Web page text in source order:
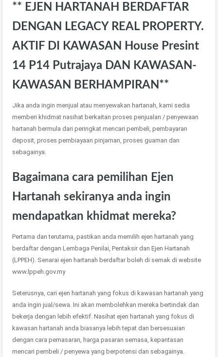
** EJEN HARTANAH BERDAFTAR
DENGAN LEGACY REAL PROPERTY.
AKTIF DI KAWASAN House Presint
14 P14 Putrajaya DAN KAWASAN-
KAWASAN BERHAMPIRAN**
Jika anda ingin menjual atau menyewakan hartanah, kami sedia
memberi khidmat nasihat berkaitan proses penjualan / penyewaan
hartanah bermula dari peringkat mencari pembeli, pembayaran
deposit, proses pembiayaan pinjaman, proses guaman dan
sebagainya.
Bagaimana cara pemilihan Ejen
Hartanah sekiranya anda ingin
mendapatkan khidmat mereka?
Pertama dan terutama, pastikan anda memilih ejen hartanah yang
berdaftar dengan Lembaga Penilai, Pentaksir dan Ejen Hartanah
(LPPEH). Senarai ejen hartanah berdaftar boleh di semak di website
www.lppeh.gov.my
Seterusnya, cari ejen hartanah yang fokus di kawasan hartanah yang
anda ingin jual/sewa. Ini akan membolehkan mereka bertindak dan
bekerja dengan lebih efektif. Nasihat ejen hartanah yang fokus di
kawasan hartanah anda biasanya lebih tepat dan bersesuaian
dengan cara pemasaran, harga pasaran semasa, kepantasan
mencari pembeli / penyewa yang berpotensi dan sebagainya.